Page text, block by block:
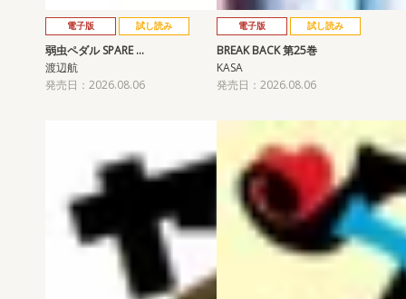
電子版 試し読み
弱虫ペダル SPARE …
渡辺航
発売日：2026.08.06
電子版 試し読み
BREAK BACK 第25巻
KASA
発売日：2026.08.06